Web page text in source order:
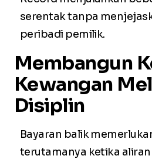
serentak tanpa
peribadi pemilik.
Membangun
Kewangan
Disiplin
Bayaran balik
terutamanya ketika